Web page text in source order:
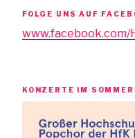
FOLGE UNS AUF
KONZERTE IM